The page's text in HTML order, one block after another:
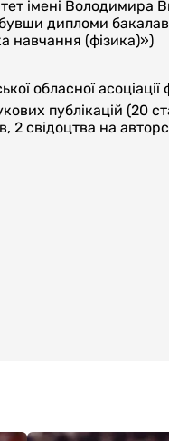
імені Володимира
дипломи
навчання (фізика)»)
обласної асоціації
публікацій (20
2 свідоцтва на